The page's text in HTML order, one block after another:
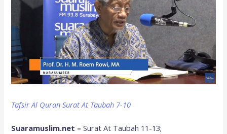
Tafsir Al Quran Surat At Taubah 7-10
Suaramuslim.net –Surat At Taubah 11-13;